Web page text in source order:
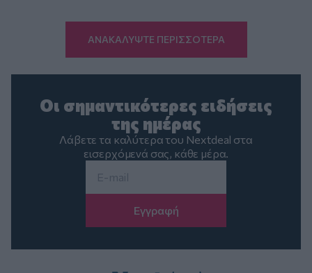
ΑΝΑΚΑΛΥΨΤΕ ΠΕΡΙΣΣΟΤΕΡΑ
Οι σημαντικότερες ειδήσεις
της ημέρας
Λάβετε τα καλύτερα του Nextdeal στα
εισερχόμενά σας, κάθε μέρα.